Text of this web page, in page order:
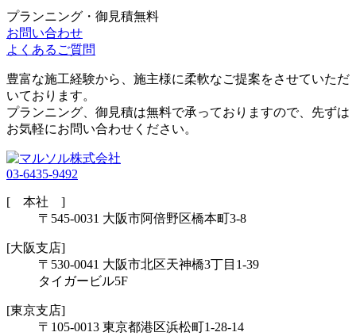
プランニング・御見積無料
お問い合わせ
よくあるご質問
豊富な施工経験から、施主様に柔軟なご提案をさせていただ
いております。
プランニング、御見積は無料で承っておりますので、先ずは
お気軽にお問い合わせください。
03-6435-9492
[ 本社 ]
〒545-0031 大阪市阿倍野区橋本町3-8
[大阪支店]
〒530-0041 大阪市北区天神橋3丁目1-39
タイガービル5F
[東京支店]
〒105-0013 東京都港区浜松町1-28-14